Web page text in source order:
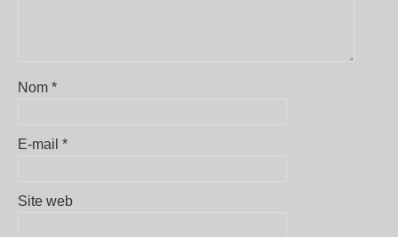
Nom *
E-mail *
Site web